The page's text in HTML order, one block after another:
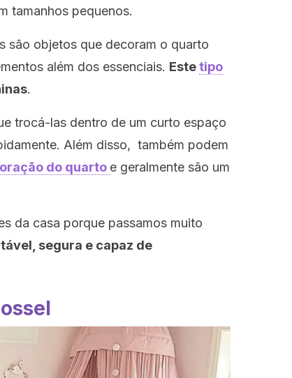
tamanhos pequenos.
são objetos que decoram o quarto
além dos essenciais. Estetipo
.
trocá-las dentro de um curto espaço
Além disso, também podem
do quarto e geralmente são um
da casa porque passamos muito
segura e capaz de